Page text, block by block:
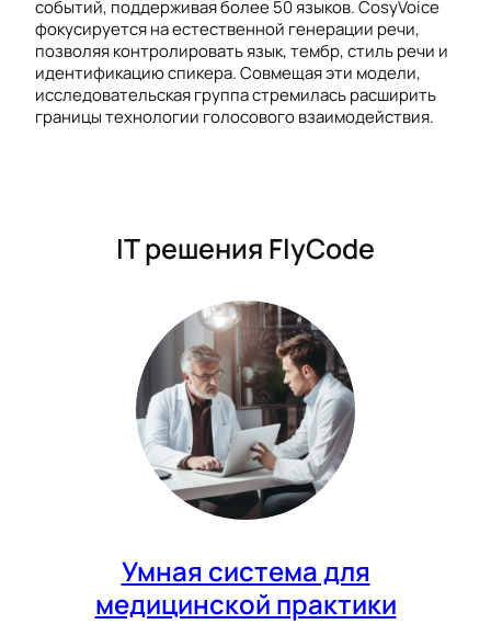
событий, поддерживая более 50 языков. CosyVoice
фокусируется на естественной генерации речи,
позволяя контролировать язык, тембр, стиль речи и
идентификацию спикера. Совмещая эти модели,
исследовательская группа стремилась расширить
границы технологии голосового взаимодействия.
IT решения FlyCode
Умная система для
медицинской практики